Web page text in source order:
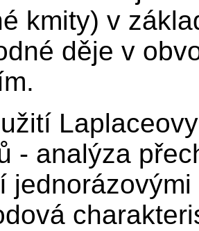
kmity) v
děje v
- analýza